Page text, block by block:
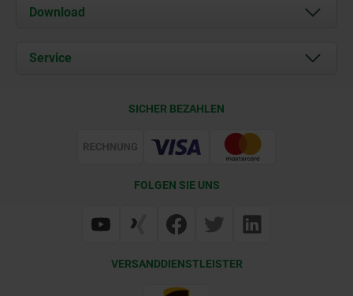
Über uns
Kontakt
Download
Dokumente
Service
SICHER BEZAHLEN
FOLGEN SIE UNS
VERSANDDIENSTLEISTER